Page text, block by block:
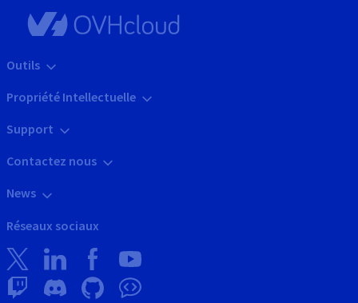
Outils
Propriété Intellectuelle
Support
Contactez nous
News
Réseaux sociaux